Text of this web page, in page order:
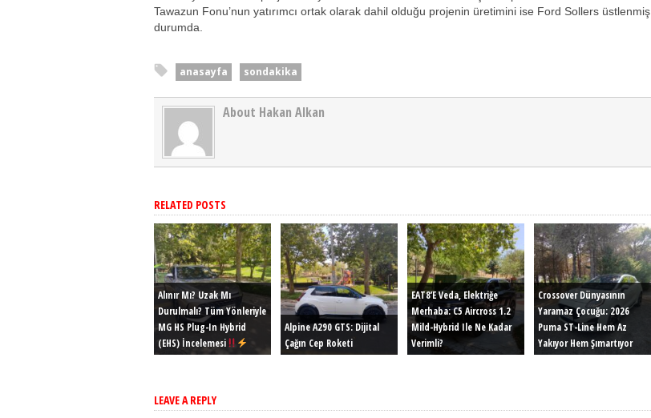
Tawazun Fonu’nun yatırımcı ortak olarak dahil olduğu projenin üretimini ise Ford Sollers üstlenmiş
durumda.
anasayfa sondakika
About Hakan Alkan
RELATED POSTS
Alınır Mı? Uzak Mı
Durulmalı? Tüm Yönleriyle
MG HS Plug-In Hybrid
(EHS) İncelemesi
Alpine A290 GTS: Dijital
Çağın Cep Roketi
EAT8’e Veda, Elektriğe
Merhaba: C5 Aircross 1.2
Mild-Hybrid Ile Ne Kadar
Verimli?
Crossover Dünyasının
Yaramaz Çocuğu: 2026
Puma ST-Line Hem Az
Yakıyor Hem Şımartıyor
LEAVE A REPLY